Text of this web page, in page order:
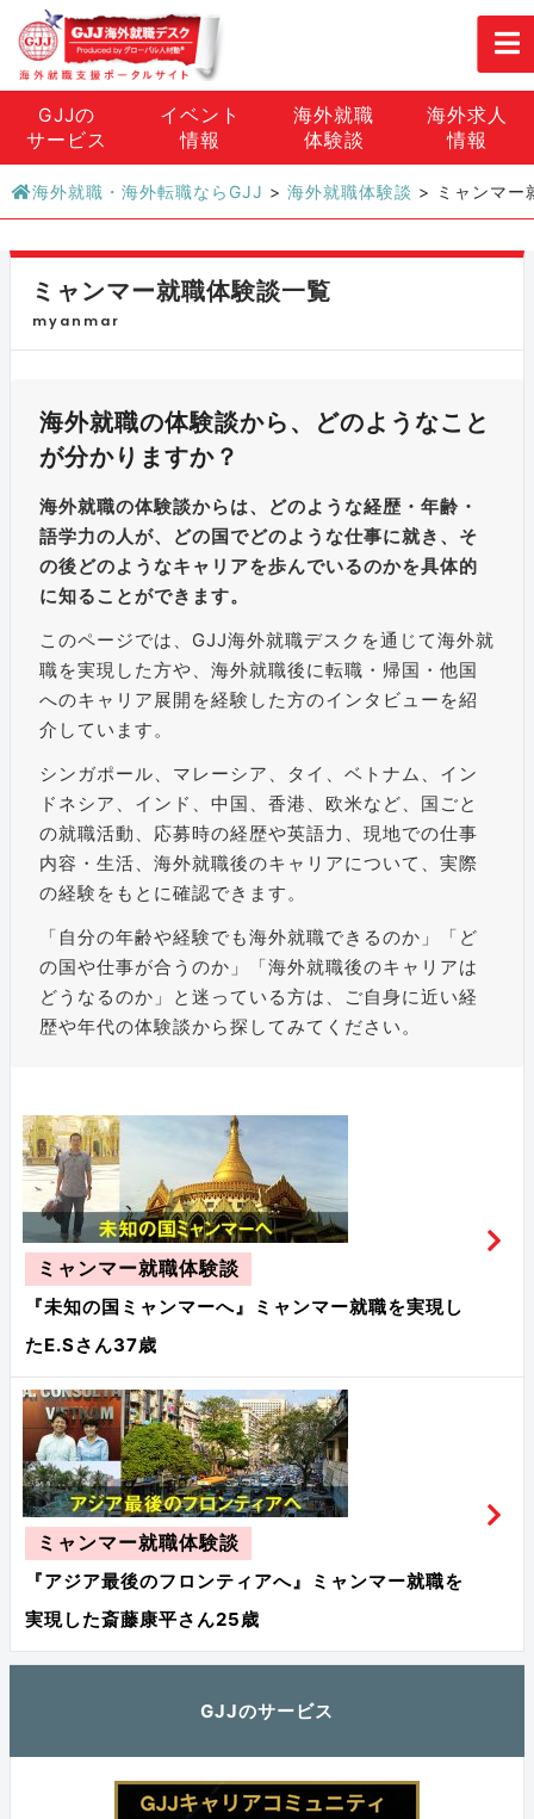
GJJの
サービス
イベント
情報
海外就職
体験談
海外求人
情報
海外就職・海外転職ならGJJ > 海外就職体験談 > ミャンマー
ミャンマー就職体験談一覧
myanmar
海外就職の体験談から、どのようなこと
が分かりますか？
海外就職の体験談からは、どのような経歴・年齢・
語学力の人が、どの国でどのような仕事に就き、そ
の後どのようなキャリアを歩んでいるのかを具体的
に知ることができます。
このページでは、GJJ海外就職デスクを通じて海外就
職を実現した方や、海外就職後に転職・帰国・他国
へのキャリア展開を経験した方のインタビューを紹
介しています。
シンガポール、マレーシア、タイ、ベトナム、イン
ドネシア、インド、中国、香港、欧米など、国ごと
の就職活動、応募時の経歴や英語力、現地での仕事
内容・生活、海外就職後のキャリアについて、実際
の経験をもとに確認できます。
「自分の年齢や経験でも海外就職できるのか」「ど
の国や仕事が合うのか」「海外就職後のキャリアは
どうなるのか」と迷っている方は、ご自身に近い経
歴や年代の体験談から探してみてください。
ミャンマー就職体験談
『未知の国ミャンマーへ』ミャンマー就職を実現し
たE.Sさん37歳
ミャンマー就職体験談
『アジア最後のフロンティアへ』ミャンマー就職を
実現した斎藤康平さん25歳
GJJのサービス